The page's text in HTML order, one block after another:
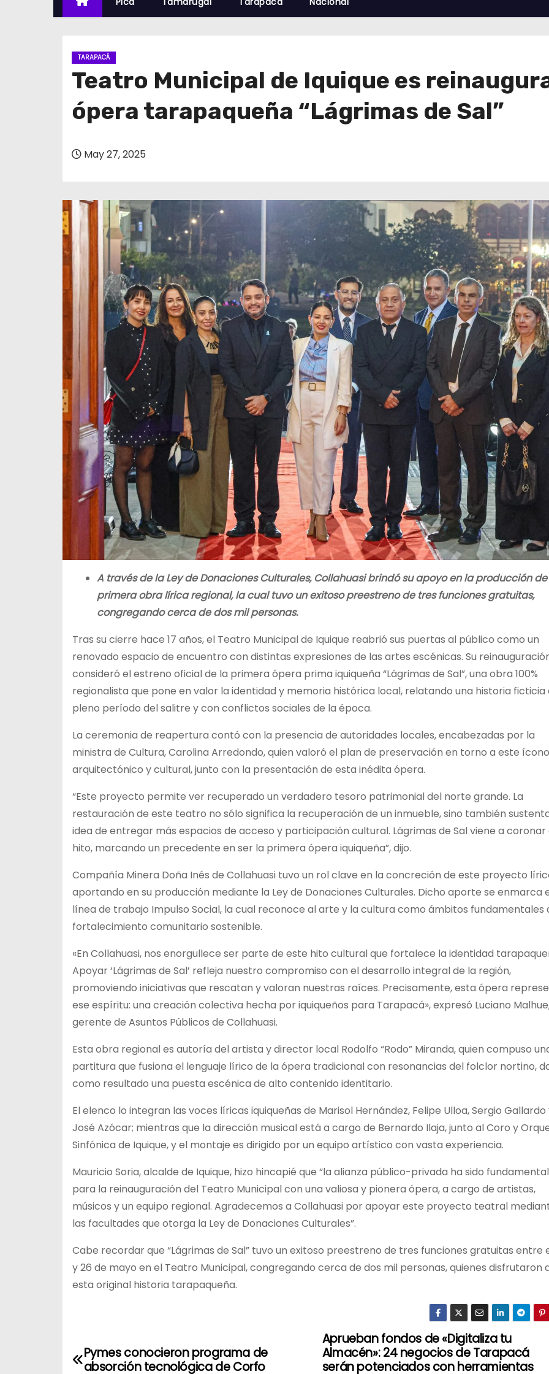
TARAPACÁ
Teatro Municipal de Iquique es
ópera tarapaqueña “Lágrimas de Sal”
May 27, 2025
A través de la Ley de Donaciones Culturales, Collahuasi brindó su apoyo en la producción
primera obra lírica regional, la cual tuvo un exitoso preestreno de tres funciones gratuitas,
congregando cerca de dos mil personas.
Tras su cierre hace 17 años, el Teatro Municipal de Iquique reabrió sus puertas al público como un
renovado espacio de encuentro con distintas expresiones de las artes escénicas. Su
consideró el estreno oficial de la primera ópera prima iquiqueña “Lágrimas de Sal”, una obra 100%
regionalista que pone en valor la identidad y memoria histórica local, relatando una historia ficticia
pleno período del salitre y con conflictos sociales de la época.
La ceremonia de reapertura contó con la presencia de autoridades locales, encabezadas por la
ministra de Cultura, Carolina Arredondo, quien valoró el plan de preservación en torno a este ícono
arquitectónico y cultural, junto con la presentación de esta inédita ópera.
“Este proyecto permite ver recuperado un verdadero tesoro patrimonial del norte grande. La
restauración de este teatro no sólo significa la recuperación de un inmueble, sino también
idea de entregar más espacios de acceso y participación cultural. Lágrimas de Sal viene a coronar
hito, marcando un precedente en ser la primera ópera iquiqueña”, dijo.
Compañía Minera Doña Inés de Collahuasi tuvo un rol clave en la concreción de este proyecto
aportando en su producción mediante la Ley de Donaciones Culturales. Dicho aporte se enmarca
línea de trabajo Impulso Social, la cual reconoce al arte y la cultura como ámbitos fundamentales
fortalecimiento comunitario sostenible.
«En Collahuasi, nos enorgullece ser parte de este hito cultural que fortalece la identidad
Apoyar ‘Lágrimas de Sal’ refleja nuestro compromiso con el desarrollo integral de la región,
promoviendo iniciativas que rescatan y valoran nuestras raíces. Precisamente, esta ópera
ese espíritu: una creación colectiva hecha por iquiqueños para Tarapacá», expresó Luciano
gerente de Asuntos Públicos de Collahuasi.
Esta obra regional es autoría del artista y director local Rodolfo “Rodo” Miranda, quien compuso
partitura que fusiona el lenguaje lírico de la ópera tradicional con resonancias del folclor nortino,
como resultado una puesta escénica de alto contenido identitario.
El elenco lo integran las voces líricas iquiqueñas de Marisol Hernández, Felipe Ulloa, Sergio Gallardo
José Azócar; mientras que la dirección musical está a cargo de Bernardo Ilaja, junto al Coro y
Sinfónica de Iquique, y el montaje es dirigido por un equipo artístico con vasta experiencia.
Mauricio Soria, alcalde de Iquique, hizo hincapié que “la alianza público-privada ha sido fundamental
para la reinauguración del Teatro Municipal con una valiosa y pionera ópera, a cargo de artistas,
músicos y un equipo regional. Agradecemos a Collahuasi por apoyar este proyecto teatral
las facultades que otorga la Ley de Donaciones Culturales”.
Cabe recordar que “Lágrimas de Sal” tuvo un exitoso preestreno de tres funciones gratuitas entre
y 26 de mayo en el Teatro Municipal, congregando cerca de dos mil personas, quienes disfrutaron
esta original historia tarapaqueña.
N
Aprueban fondos de «Digitaliza tu
Almacén»: 24 negocios de Tarapacá
serán potenciados con herramientas
Pymes conocieron programa de
absorción tecnológica de Corfo